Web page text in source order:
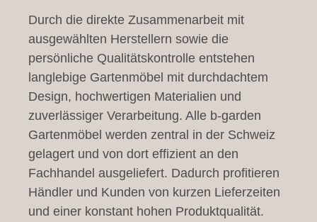
Durch die direkte Zusammenarbeit mit
ausgewählten Herstellern sowie die
persönliche Qualitätskontrolle entstehen
langlebige Gartenmöbel mit durchdachtem
Design, hochwertigen Materialien und
zuverlässiger Verarbeitung. Alle b-garden
Gartenmöbel werden zentral in der Schweiz
gelagert und von dort effizient an den
Fachhandel ausgeliefert. Dadurch profitieren
Händler und Kunden von kurzen Lieferzeiten
und einer konstant hohen Produktqualität.